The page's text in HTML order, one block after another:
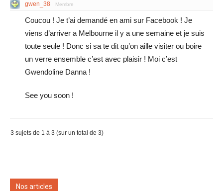
gwen_38 Membre
Coucou ! Je t’ai demandé en ami sur Facebook ! Je
viens d’arriver a Melbourne il y a une semaine et je suis
toute seule ! Donc si sa te dit qu’on aille visiter ou boire
un verre ensemble c’est avec plaisir ! Moi c’est
Gwendoline Danna !
See you soon !
3 sujets de 1 à 3 (sur un total de 3)
Nos articles